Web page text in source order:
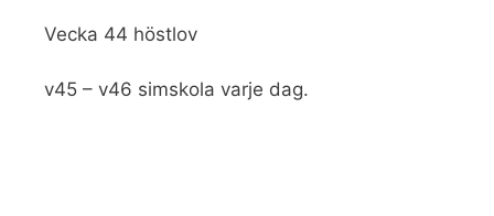
Vecka 44 höstlov
v45 – v46 simskola varje dag.